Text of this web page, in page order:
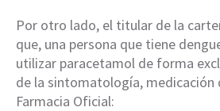
Por otro lado, el titular de la
que, una persona que tiene
utilizar paracetamol de forma
de la sintomatología, medicación
Farmacia Oficial: